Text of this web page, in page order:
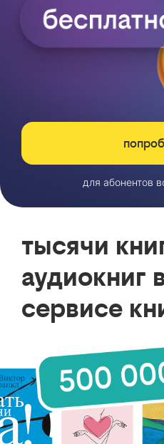
для абонентов
тысячи
аудиокниг
сервисе